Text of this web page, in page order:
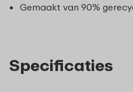
Gemaakt van 90%
Specificaties